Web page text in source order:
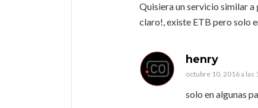
Quisiera un servicio similar
claro!, existe ETB pero solo
henry
octubre 10, 2016 a las
solo en algunas